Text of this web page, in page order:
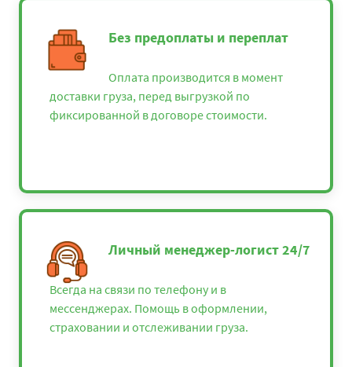
Без предоплаты и переплат
Оплата производится в момент
доставки груза, перед выгрузкой по
фиксированной в договоре стоимости.
Личный менеджер-логист 24/7
Всегда на связи по телефону и в
мессенджерах. Помощь в оформлении,
страховании и отслеживании груза.